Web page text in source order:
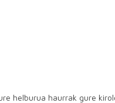
helburua haurrak gure